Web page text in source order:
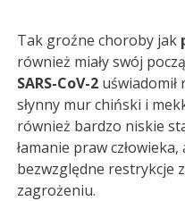
Tak groźne choroby jak
również miały swój
SARS-CoV-2 uświadomił
słynny mur chiński i
również bardzo niskie
łamanie praw
bezwzględne restrykcje
zagrożeniu.